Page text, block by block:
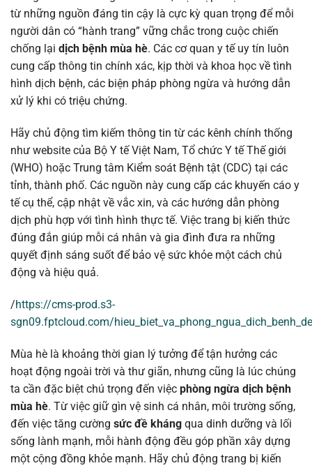
từ những nguồn đáng tin cậy là cực kỳ quan trọng để mỗi
người dân có “hành trang” vững chắc trong cuộc chiến
chống lại dịch bệnh mùa hè. Các cơ quan y tế uy tín luôn
cung cấp thông tin chính xác, kịp thời và khoa học về tình
hình dịch bệnh, các biện pháp phòng ngừa và hướng dẫn
xử lý khi có triệu chứng.
Hãy chủ động tìm kiếm thông tin từ các kênh chính thống
như website của Bộ Y tế Việt Nam, Tổ chức Y tế Thế giới
(WHO) hoặc Trung tâm Kiểm soát Bệnh tật (CDC) tại các
tỉnh, thành phố. Các nguồn này cung cấp các khuyến cáo y
tế cụ thể, cập nhật về vắc xin, và các hướng dẫn phòng
dịch phù hợp với tình hình thực tế. Việc trang bị kiến thức
đúng đắn giúp mỗi cá nhân và gia đình đưa ra những
quyết định sáng suốt để bảo vệ sức khỏe một cách chủ
động và hiệu quả.
/https://cms-prod.s3-
sgn09.fptcloud.com/
Mùa hè là khoảng thời gian lý tưởng để tận hưởng các
hoạt động ngoài trời và thư giãn, nhưng cũng là lúc chúng
ta cần đặc biệt chú trọng đến việc phòng ngừa dịch bệnh
mùa hè. Từ việc giữ gìn vệ sinh cá nhân, môi trường sống,
đến việc tăng cường sức đề kháng qua dinh dưỡng và lối
sống lành mạnh, mỗi hành động đều góp phần xây dựng
một cộng đồng khỏe mạnh. Hãy chủ động trang bị kiến